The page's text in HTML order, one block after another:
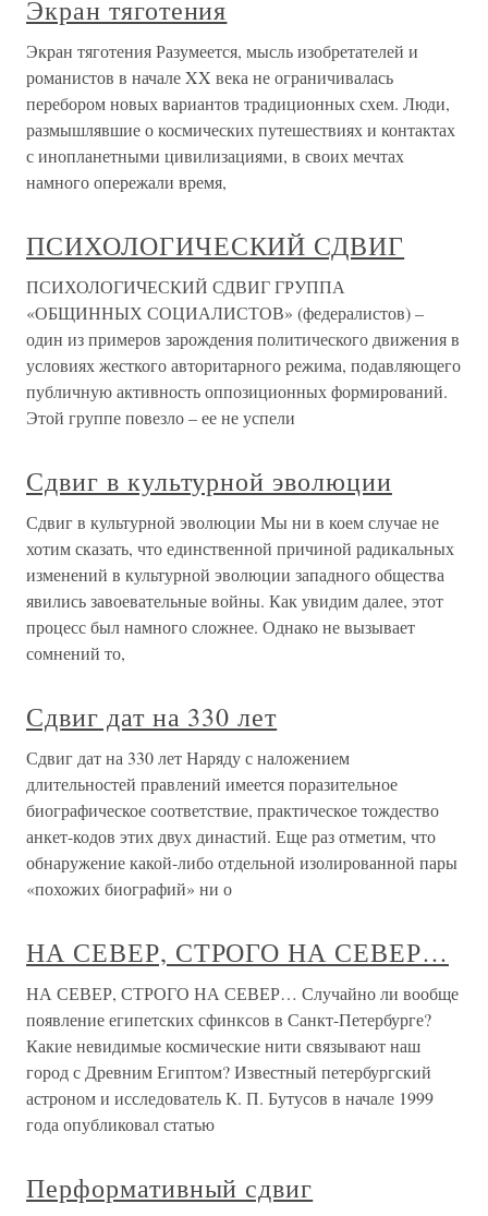
Экран тяготения
Экран тяготения Разумеется, мысль изобретателей и
романистов в начале XX века не ограничивалась
перебором новых вариантов традиционных схем. Люди,
размышлявшие о космических путешествиях и контактах
с инопланетными цивилизациями, в своих мечтах
намного опережали время,
ПСИХОЛОГИЧЕСКИЙ СДВИГ
ПСИХОЛОГИЧЕСКИЙ СДВИГ ГРУППА
«ОБЩИННЫХ СОЦИАЛИСТОВ» (федералистов) –
один из примеров зарождения политического движения в
условиях жесткого авторитарного режима, подавляющего
публичную активность оппозиционных формирований.
Этой группе повезло – ее не успели
Сдвиг в культурной эволюции
Сдвиг в культурной эволюции Мы ни в коем случае не
хотим сказать, что единственной причиной радикальных
изменений в культурной эволюции западного общества
явились завоевательные войны. Как увидим далее, этот
процесс был намного сложнее. Однако не вызывает
сомнений то,
Сдвиг дат на 330 лет
Сдвиг дат на 330 лет Наряду с наложением
длительностей правлений имеется поразительное
биографическое соответствие, практическое тождество
анкет-кодов этих двух династий. Еще раз отметим, что
обнаружение какой-либо отдельной изолированной пары
«похожих биографий» ни о
НА СЕВЕР, СТРОГО НА СЕВЕР…
НА СЕВЕР, СТРОГО НА СЕВЕР… Случайно ли вообще
появление египетских сфинксов в Санкт-Петербурге?
Какие невидимые космические нити связывают наш
город с Древним Египтом? Известный петербургский
астроном и исследователь К. П. Бутусов в начале 1999
года опубликовал статью
Перформативный сдвиг